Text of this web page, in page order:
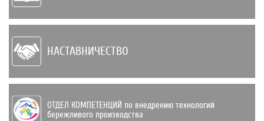
НАСТАВНИЧЕСТВО
ОТДЕЛ КОМПЕТЕНЦИЙ по внедрению техно­логий
бережливого производства